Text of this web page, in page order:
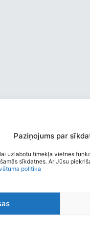
Paziņojums par
uzlabotu tīmekļa vietnes
sīkdatnes. Ar Jūsu
politika